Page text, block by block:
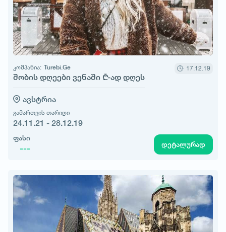
კომპანია: Turebi.Ge
შობის დღეები ვენაში ₾-ად დღეს
17.12.19
ავსტრია
გამართვის თარიღი
24.11.21 - 28.12.19
ფასი
--- დეტალურად